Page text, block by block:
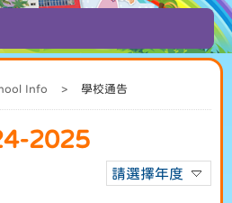
Info > 學校通告
2025
請選擇年度